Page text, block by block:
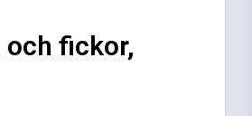
och fickor,